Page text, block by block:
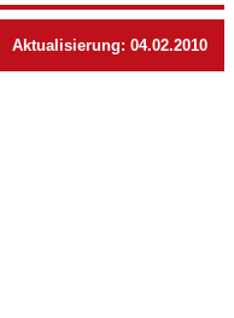
Aktualisierung: 04.02.2010